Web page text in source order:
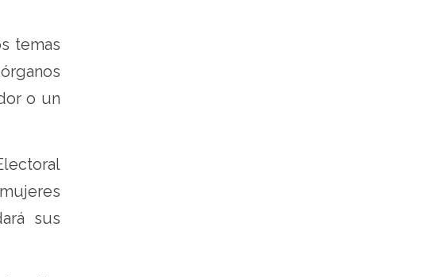
temas
o un
sus